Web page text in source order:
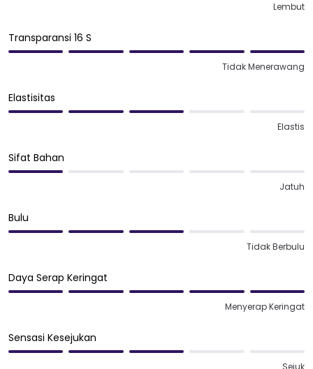
Lembut
Transparansi 16 S
Tidak Menerawang
Elastisitas
Elastis
Sifat Bahan
Jatuh
Bulu
Tidak Berbulu
Daya Serap Keringat
Menyerap Keringat
Sensasi Kesejukan